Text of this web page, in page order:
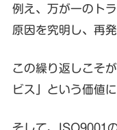
例え、万が一のト
原因を究明し、再発
この繰り返しこそ
ビス」という価値